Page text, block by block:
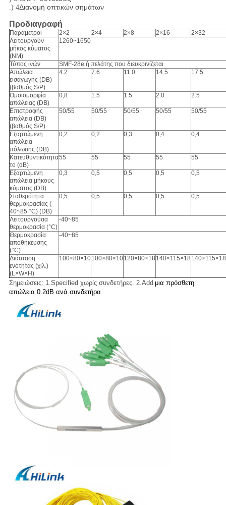
.) 4Διανομή οπτικών σημάτων
Προδιαγραφή
Παράμετροι 2×2 2×4 2×8 2×16
2×32
Λειτουργούν
μήκος κύματος
(NM)
1260~1650
Τύπος ινών
SMF-28e ή πελάτης που διευκρινίζεται
Απώλεια
εισαγωγής (DB)
(βαθμός S/P)
4.2 7.6 11.0 14.5 17.5
Ομοιομορφία
απώλειας (DB)
0,8 1.5 1.5 2.0 2.5
Επιστροφής
απώλεια (DB)
(βαθμός S/P)
50/55 50/55 50/55 50/55 50/55
Εξαρτώμενη
απώλεια
πόλωσης (DB)
0,2 0,2 0,3 0,4 0,4
Κατευθυντικότητα
το (dB)
55 55 55 55 55
Εξαρτώμενη
απώλεια μήκους
κύματος (DB)
0,3 0,5 0,5 0,5 0,5
Σταθερότητα
θερμοκρασίας (-
40~85 °C) (DB)
0,5 0,5 0,5 0,5 0,5
Λειτουργούσα
θερμοκρασία (°C)
-40~85
Θερμοκρασία
αποθήκευσης
(°C)
-40~85
Διάσταση
ενότητας (χιλ.)
(L×W×H)
100×80×10100×80×10120×80×18 140×115×18 140×115×18
Σημειώσεις: 1.Specified χωρίς συνδετήρες. 2.Add μια πρόσθετη
απώλεια 0.2dB ανά συνδετήρα